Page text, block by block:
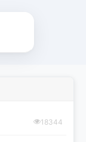
18344